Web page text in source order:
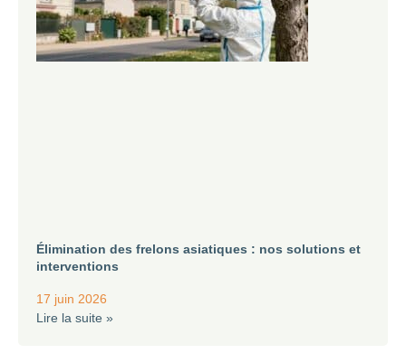
Élimination des frelons asiatiques : nos solutions et
interventions
17 juin 2026
Lire la suite »